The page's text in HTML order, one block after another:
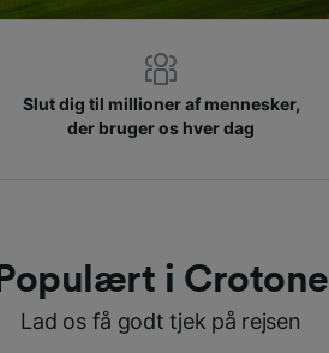
Slut dig til millioner af mennesker,
der bruger os hver dag
Populært i Crotone
Lad os få godt tjek på rejsen